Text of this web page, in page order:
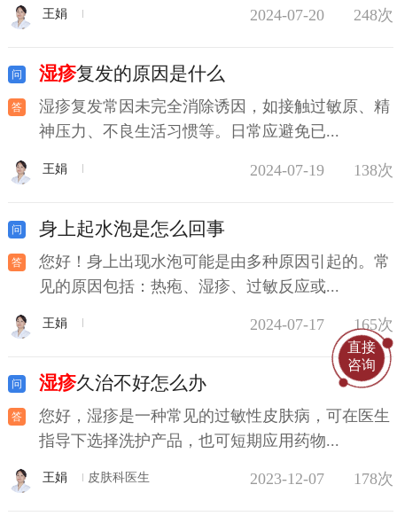
王娟 2024-07-20 248次
湿疹复发的原因是什么
湿疹复发常因未完全消除诱因，如接触过敏原、精
神压力、不良生活习惯等。日常应避免已...
王娟 2024-07-19 138次
身上起水泡是怎么回事
您好！身上出现水泡可能是由多种原因引起的。常
见的原因包括：热疱、湿疹、过敏反应或...
王娟 2024-07-17 165次
湿疹久治不好怎么办
您好，湿疹是一种常见的过敏性皮肤病，可在医生
指导下选择洗护产品，也可短期应用药物...
王娟 皮肤科医生 2023-12-07 178次
直接
咨询